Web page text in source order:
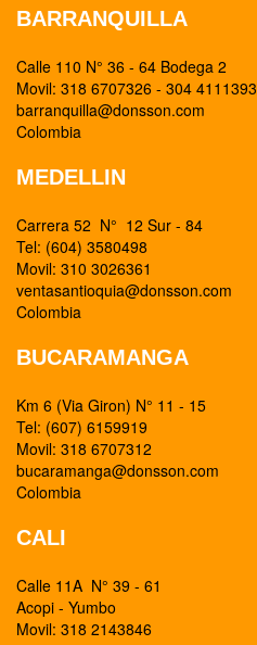
BARRANQUILLA
Calle 110 N° 36 - 64 Bodega 2
Movil: 318 6707326 - 304 4111393
barranquilla@donsson.com
Colombia
MEDELLIN
Carrera 52 N° 12 Sur - 84
Tel: (604) 3580498
Movil: 310 3026361
ventasantioquia@donsson.com
Colombia
BUCARAMANGA
Km 6 (Via Giron) N° 11 - 15
Tel: (607) 6159919
Movil: 318 6707312
bucaramanga@donsson.com
Colombia
CALI
Calle 11A N° 39 - 61
Acopi - Yumbo
Movil: 318 2143846